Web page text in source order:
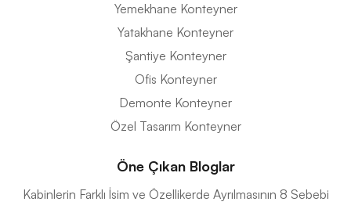
Yemekhane Konteyner
Yatakhane Konteyner
Şantiye Konteyner
Ofis Konteyner
Demonte Konteyner
Özel Tasarım Konteyner
Öne Çıkan Bloglar
Kabinlerin Farklı İsim ve Özellikerde Ayrılmasının 8 Sebebi